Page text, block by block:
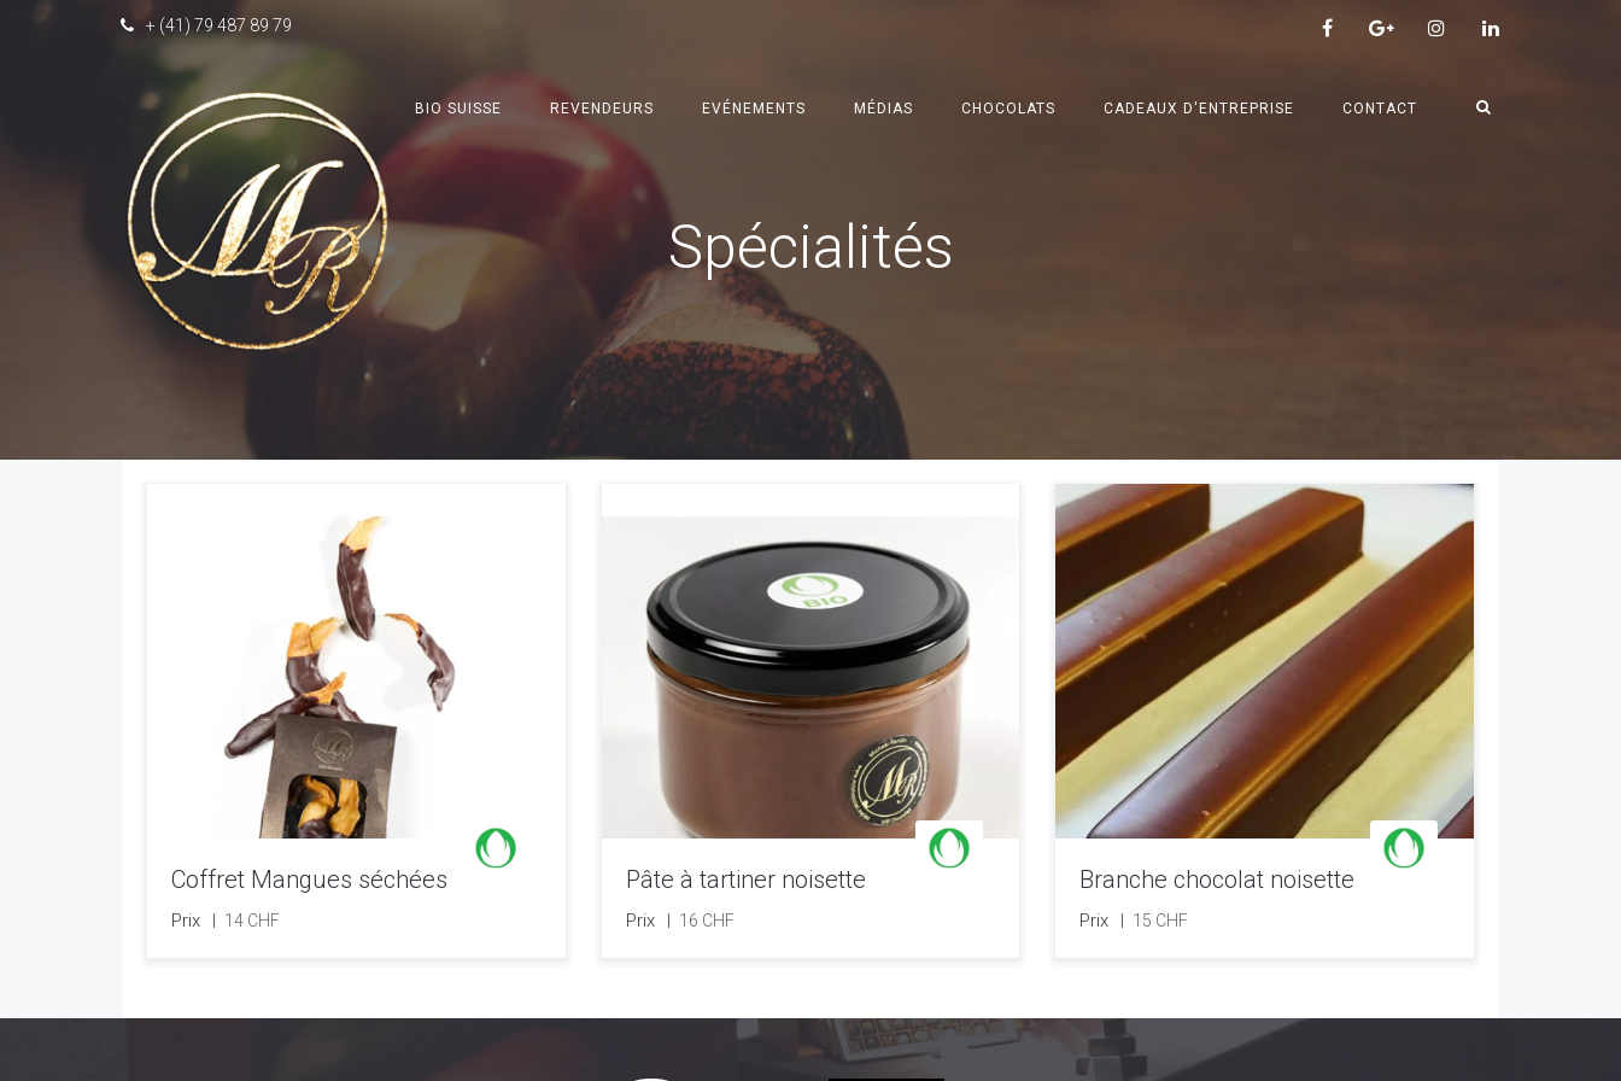
+ (41) 79 487 89 79
BIO SUISSE REVENDEURS EVÉNEMENTS MÉDIAS CHOCOLATS CADEAUX D'ENTREPRISE CONTACT
Spécialités
Coffret Mangues séchées
Prix 14 CHF
Pâte à tartiner noisette
Prix 16 CHF
Branche chocolat noisette
Prix 15 CHF